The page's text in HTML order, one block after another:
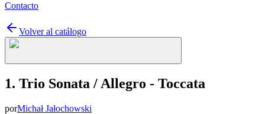
Contacto
Volver al catálogo
1. Trio Sonata / Allegro - Toccata
porMichał Jałochowski